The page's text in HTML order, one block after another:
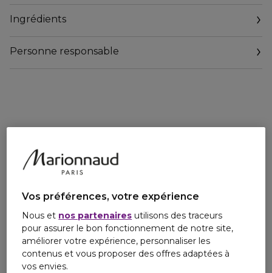
douceur de la rose, le tout évoquant élégance et liberté.
Le flacon et l'étui arborent le motif iconique 'petit piqué',
pour évoquer la matière du polo.
'petit piqué', 2 pour le code du modèle polo à manches
courtes, 12 pour la version finale du polo retenue par René
Lacoste.
Plongez dans un match de tennis résolument urbain et
libérateur dans lequel les ambassadeurs Lacoste se
réapproprient les codes chers à la marque : toujours en
mouvement et créatif.
La campagne capture l'essence de l'iconique polo et des
parfums L.12.12.
Ingrédients
Personne responsable
Vos préférences, votre expérience
Nous et nos partenaires utilisons des traceurs
pour assurer le bon fonctionnement de notre site,
améliorer votre expérience, personnaliser les
contenus et vous proposer des offres adaptées à
vos envies.